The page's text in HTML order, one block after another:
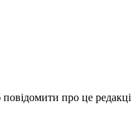
про це